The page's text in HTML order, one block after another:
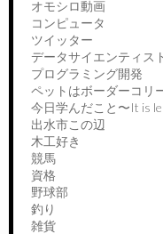
オモシロ動画
コンピュータ
ツイッター
データサイエンティス
プログラミング開発
ペットはボーダーコリ
今日学んだこと〜It is
出水市この辺
木工好き
競馬
資格
野球部
釣り
雑貨